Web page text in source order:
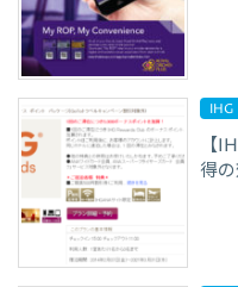
IHG
【
得